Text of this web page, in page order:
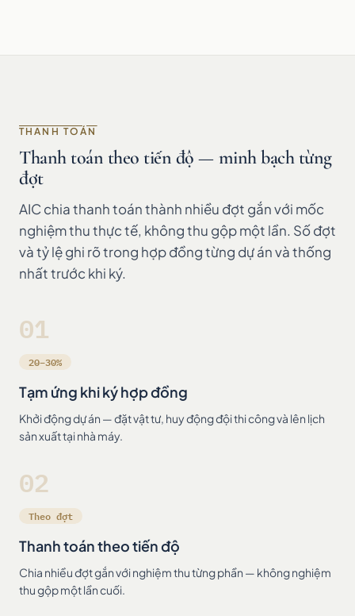
THANH TOÁN
Thanh toán theo tiến độ — minh bạch từng
đợt
AIC chia thanh toán thành nhiều đợt gắn với mốc
nghiệm thu thực tế, không thu gộp một lần. Số đợt
và tỷ lệ ghi rõ trong hợp đồng từng dự án và thống
nhất trước khi ký.
01
20–30%
Tạm ứng khi ký hợp đồng
Khởi động dự án — đặt vật tư, huy động đội thi công và lên lịch
sản xuất tại nhà máy.
02
Theo đợt
Thanh toán theo tiến độ
Chia nhiều đợt gắn với nghiệm thu từng phần — không nghiệm
thu gộp một lần cuối.